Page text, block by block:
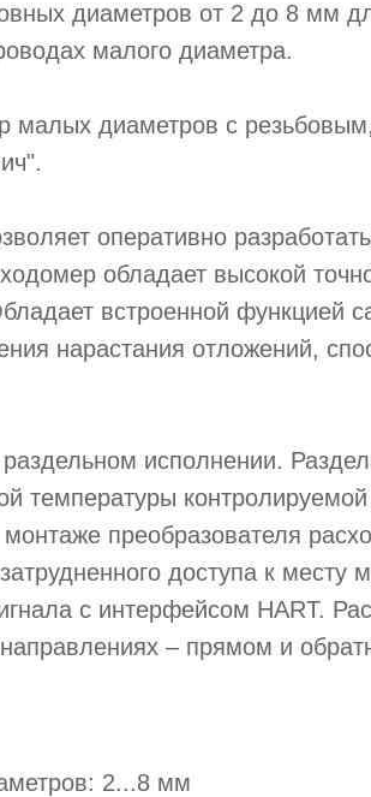
диаметров от 2 до 8 мм
малого диаметра.
малых диаметров с
оперативно
обладает высокой
встроенной функцией
нарастания отложений,
исполнении.
температуры
преобразователя
доступа к месту
с интерфейсом HART.
– прямом и
2...8 мм